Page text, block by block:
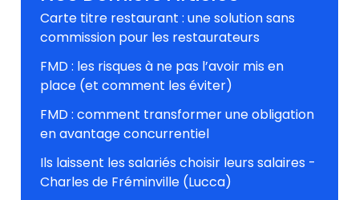
Carte titre restaurant : une solution sans
commission pour les restaurateurs
FMD : les risques à ne pas l’avoir mis en
place (et comment les éviter)
FMD : comment transformer une obligation
en avantage concurrentiel
Ils laissent les salariés choisir leurs salaires -
Charles de Fréminville (Lucca)